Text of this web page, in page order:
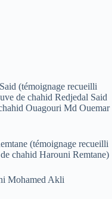
(témoignage recueilli
de chahid Redjedal Said
Ouagouri Md Ouemar
(témoignage recueilli
chahid Harouni Remtane)
Mohamed Akli